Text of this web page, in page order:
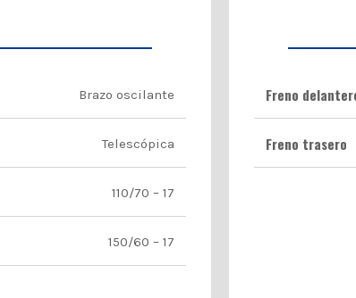
Brazo oscilante
Telescópica
110/70 – 17
150/60 – 17
Freno
Freno trasero